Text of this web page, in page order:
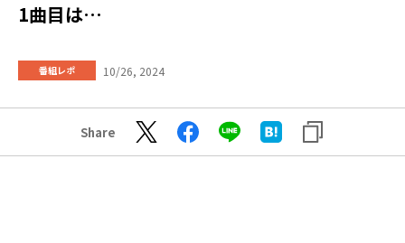
1曲目は…
番組レポ 10/26, 2024
Share